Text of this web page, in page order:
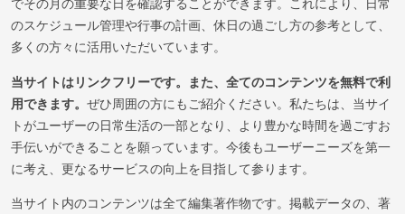
でその月の重要な日を確認することができます。これにより、日常
のスケジュール管理や行事の計画、休日の過ごし方の参考として、
多くの方々に活用いただいています。
当サイトはリンクフリーです。また、全てのコンテンツを無料で利
用できます。 ぜひ周囲の方にもご紹介ください。私たちは、当サイ
トがユーザーの日常生活の一部となり、より豊かな時間を過ごすお
手伝いができることを願っています。今後もユーザーニーズを第一
に考え、更なるサービスの向上を目指して参ります。
当サイト内のコンテンツは全て編集著作物です。掲載データの、著